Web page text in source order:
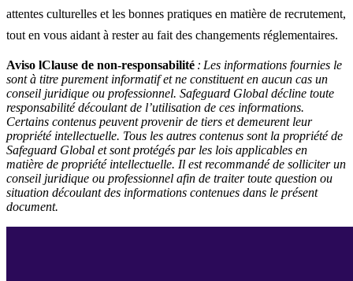
attentes culturelles et les bonnes pratiques en matière de recrutement,
tout en vous aidant à rester au fait des changements réglementaires.
Aviso lClause de non-responsabilité : Les informations fournies le
sont à titre purement informatif et ne constituent en aucun cas un
conseil juridique ou professionnel. Safeguard Global décline toute
responsabilité découlant de l’utilisation de ces informations.
Certains contenus peuvent provenir de tiers et demeurent leur
propriété intellectuelle. Tous les autres contenus sont la propriété de
Safeguard Global et sont protégés par les lois applicables en
matière de propriété intellectuelle. Il est recommandé de solliciter un
conseil juridique ou professionnel afin de traiter toute question ou
situation découlant des informations contenues dans le présent
document.